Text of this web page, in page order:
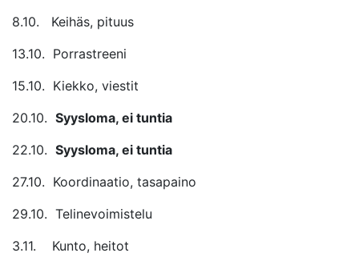
8.10. Keihäs, pituus
13.10. Porrastreeni
15.10. Kiekko, viestit
20.10. Syysloma, ei tuntia
22.10. Syysloma, ei tuntia
27.10. Koordinaatio, tasapaino
29.10. Telinevoimistelu
3.11. Kunto, heitot